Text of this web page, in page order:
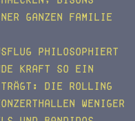
ganzen Familie
philosophiert
Kraft so ein
Die Rolling
weniger